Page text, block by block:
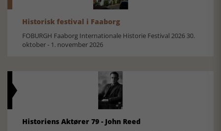
Historisk festival i Faaborg
FOBURGH Faaborg Internationale Historie Festival 2026 30.
oktober - 1. november 2026
Historiens Aktører 79 - John Reed